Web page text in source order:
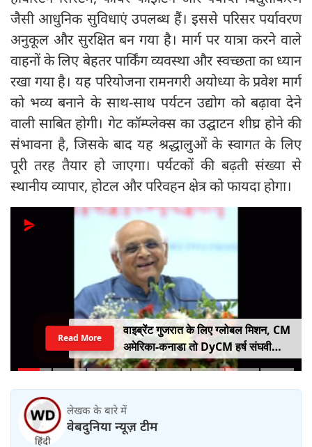
जैसी आधुनिक सुविधाएं उपलब्ध हैं। इससे परिसर पर्यावरण
अनुकूल और सुरक्षित बन गया है। मार्ग पर यात्रा करने वाले
वाहनों के लिए बेहतर पार्किंग व्यवस्था और स्वच्छता का ध्यान
रखा गया है। यह परियोजना रामनगरी अयोध्या के प्रवेश मार्ग
को भव्य बनाने के साथ-साथ पर्यटन उद्योग को बढ़ावा देने
वाली साबित होगी। गेट कॉम्प्लेक्स का उद्घाटन शीघ्र होने की
संभावना है, जिसके बाद यह श्रद्धालुओं के स्वागत के लिए
पूरी तरह तैयार हो जाएगा। पर्यटकों की बढ़ती संख्या से
स्थानीय व्यापार, होटल और परिवहन क्षेत्र को फायदा होगा।
वाइब्रेंट गुजरात के लिए ग्लोबल मिशन, CM
अमेरिका-कनाडा तो DyCM हर्ष संघवी
संभालेंगे जापान-यूरोप का मोर्चा
Read More
लेखक के बारे में
वेबदुनिया न्यूज़ टीम